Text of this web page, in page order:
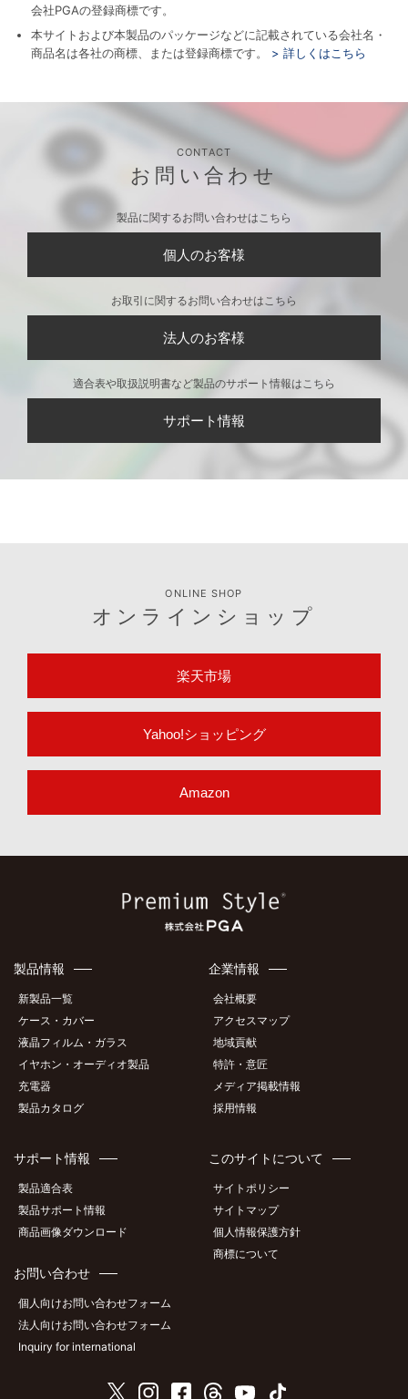
会社PGAの登録商標です。
本サイトおよび本製品のパッケージなどに記載されている会社名・
商品名は各社の商標、または登録商標です。
> 詳しくはこちら
CONTACT
お問い合わせ
製品に関するお問い合わせはこちら
個人のお客様
お取引に関するお問い合わせはこちら
法人のお客様
適合表や取扱説明書など製品のサポート情報はこちら
サポート情報
ONLINE SHOP
オンラインショップ
楽天市場
Yahoo!ショッピング
Amazon
製品情報
新製品一覧
ケース・カバー
液晶フィルム・ガラス
イヤホン・オーディオ製品
充電器
製品カタログ
企業情報
会社概要
アクセスマップ
地域貢献
特許・意匠
メディア掲載情報
採用情報
サポート情報
製品適合表
製品サポート情報
商品画像ダウンロード
お問い合わせ
個人向けお問い合わせフォーム
法人向けお問い合わせフォーム
Inquiry for international
このサイトについて
サイトポリシー
サイトマップ
個人情報保護方針
商標について